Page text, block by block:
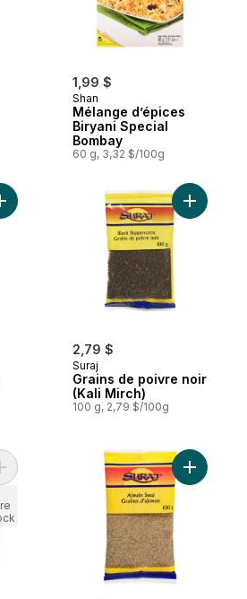
1,99 $
Shan
Mélange d’épices
Biryani Special
Bombay
60 g, 3,32 $/100g
Ajouter Himalaya Sel Rose au panier
2,79 $
Suraj
Grains de poivre noir
(Kali Mirch)
100 g, 2,79 $/100g
Ajouter
Mélange poulet tandoori BBQ au
Ajouter